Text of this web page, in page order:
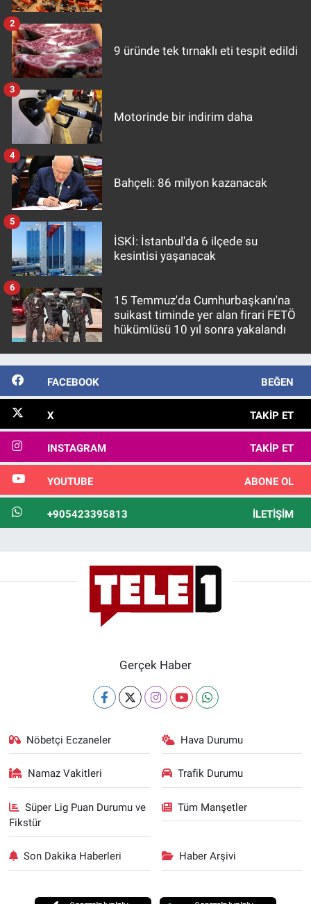
9 üründe tek tırnaklı eti tespit edildi
2
Motorinde bir indirim daha
3
Bahçeli: 86 milyon kazanacak
4
İSKİ: İstanbul'da 6 ilçede su
kesintisi yaşanacak
5
15 Temmuz'da Cumhurbaşkanı'na
suikast timinde yer alan firari FETÖ
hükümlüsü 10 yıl sonra yakalandı
6
FACEBOOK BEĞEN
X TAKIP ET
INSTAGRAM TAKIP ET
YOUTUBE ABONE OL
+905423395813 İLETIŞIM
Gerçek Haber
Nöbetçi Eczaneler Hava Durumu
Namaz Vakitleri Trafik Durumu
Süper Lig Puan Durumu ve
Fikstür
Tüm Manşetler
Son Dakika Haberleri Haber Arşivi